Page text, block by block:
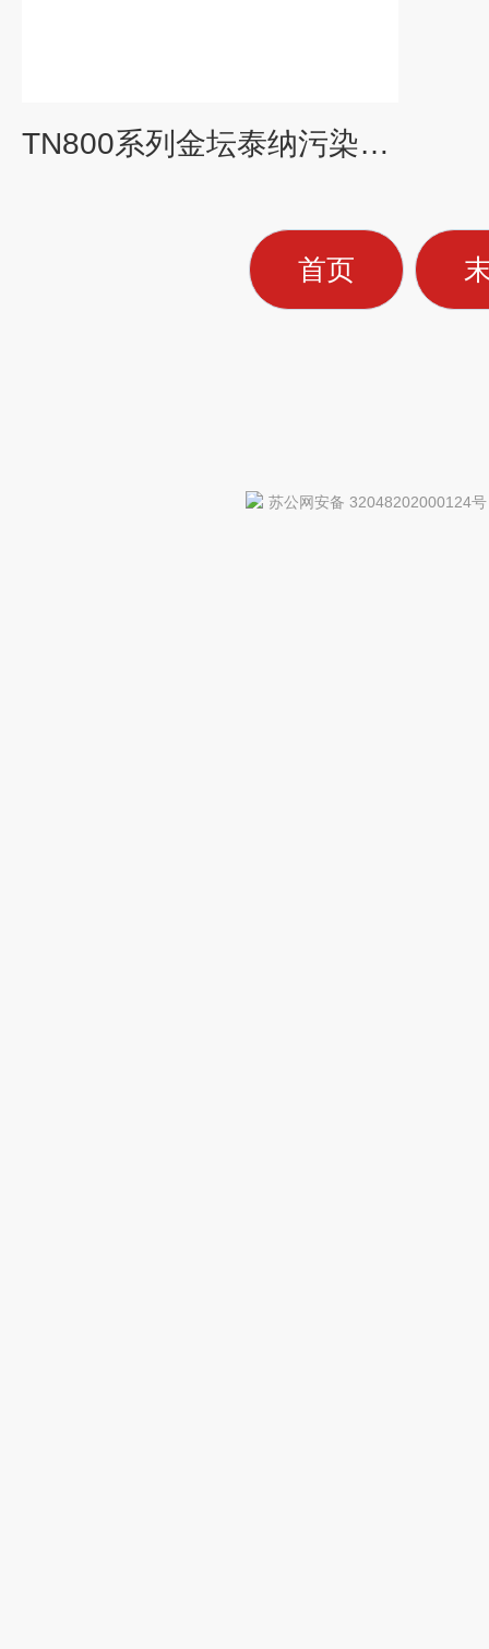
TN800系列金坛泰纳污染源监测仪
首页
苏公网安备 32048202000124号